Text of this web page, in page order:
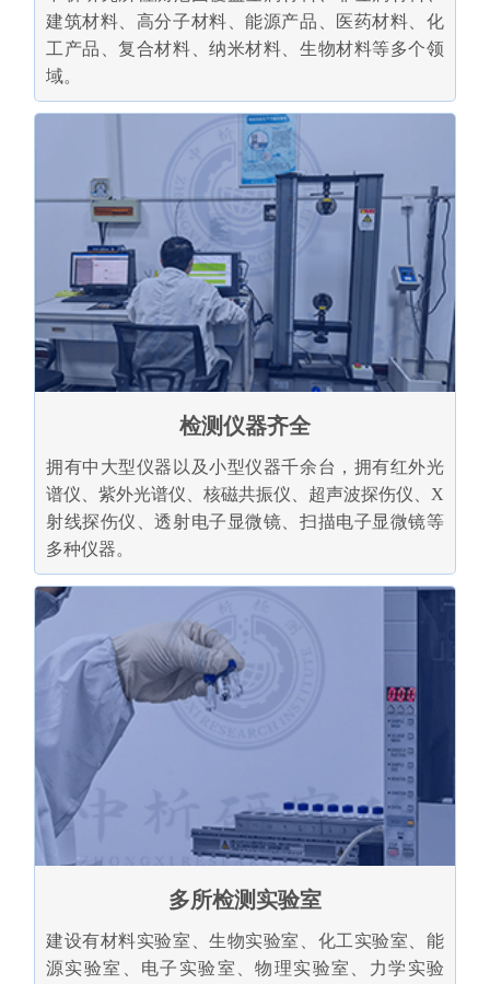
建筑材料、高分子材料、能源产品、医药材料、化
工产品、复合材料、纳米材料、生物材料等多个领
域。
检测仪器齐全
拥有中大型仪器以及小型仪器千余台，拥有红外光
谱仪、紫外光谱仪、核磁共振仪、超声波探伤仪、X
射线探伤仪、透射电子显微镜、扫描电子显微镜等
多种仪器。
多所检测实验室
建设有材料实验室、生物实验室、化工实验室、能
源实验室、电子实验室、物理实验室、力学实验